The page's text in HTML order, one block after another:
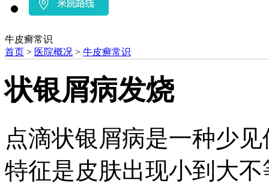
牛皮癣常识
首页 > 医院概况 > 牛皮癣常识
状银屑病发烧
点滴状银屑病是一种少
特征是皮肤出现小到大